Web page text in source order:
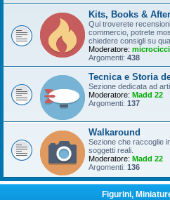
Kits, Books &
Qui troverete
commercio, potrete
chiedere consigli su
Moderatore:
Argomenti: 438
Tecnica e Storia
Sezione dedicata ad
Moderatore: Madd 22
Argomenti: 137
Walkaround
Sezione che raccoglie
soggetti reali.
Moderatore: Madd 22
Argomenti: 136
Figurini,